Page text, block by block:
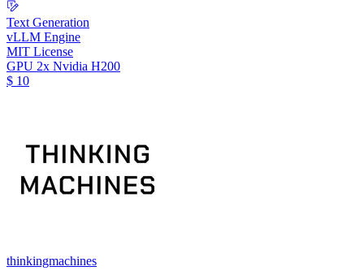
Text Generation
vLLM Engine
MIT License
GPU 2x Nvidia H200
$ 10
thinkingmachines